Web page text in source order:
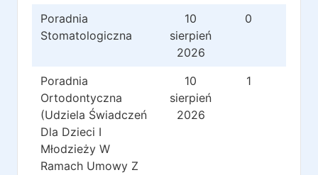
Poradnia
Stomatologiczna
10
sierpień
2026
0
Poradnia
Ortodontyczna
(Udziela Świadczeń
Dla Dzieci I
Młodzieży W
Ramach Umowy Z
10
sierpień
2026
1